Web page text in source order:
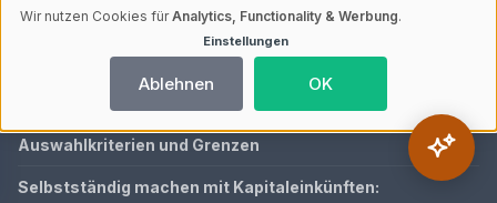
Bitcoin Spot ETF Bedeutung
NEUSTE BEITRÄGE
KI-Tools für Krypto-Analyse und Trading 2026: Nutzen,
Auswahlkriterien und Grenzen
Selbstständig machen mit Kapitaleinkünften:
Wir nutzen Cookies fürAnalytics, Functionality & Werbung.
Einstellungen
Ablehnen OK